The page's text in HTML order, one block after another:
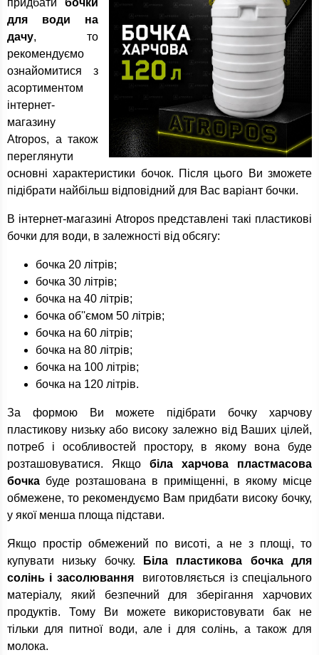
придбати бочки
для води на
дачу, то
рекомендуємо
ознайомитися з
асортиментом
інтернет-
магазину
Atropos, а також
переглянути
основні характеристики бочок. Після цього Ви зможете
підібрати найбільш відповідний для Вас варіант бочки.
В інтернет-магазині Atropos представлені такі пластикові
бочки для води, в залежності від обсягу:
бочка 20 літрів;
бочка 30 літрів;
бочка на 40 літрів;
бочка об''ємом 50 літрів;
бочка на 60 літрів;
бочка на 80 літрів;
бочка на 100 літрів;
бочка на 120 літрів.
За формою Ви можете підібрати бочку харчову
пластикову низьку або високу залежно від Ваших цілей,
потреб і особливостей простору, в якому вона буде
розташовуватися. Якщо біла харчова пластмасова
бочка буде розташована в приміщенні, в якому місце
обмежене, то рекомендуємо Вам придбати високу бочку,
у якої менша площа підстави.
Якщо простір обмежений по висоті, а не з площі, то
купувати низьку бочку.
Біла пластикова бочка для
солінь і засолювання
виготовляється із спеціального
матеріалу, який безпечний для зберігання харчових
продуктів. Тому Ви можете використовувати бак не
тільки для питної води, але і для солінь, а також для
молока.